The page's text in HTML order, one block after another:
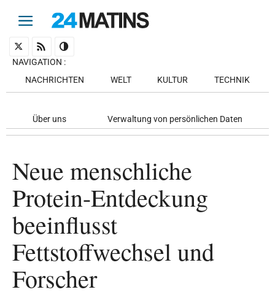
NAVIGATION :
NACHRICHTEN
WELT KULTUR TECHNIK
Über uns Verwaltung von persönlichen Daten
Neue menschliche
Protein-Entdeckung
beeinflusst
Fettstoffwechsel und
Forscher